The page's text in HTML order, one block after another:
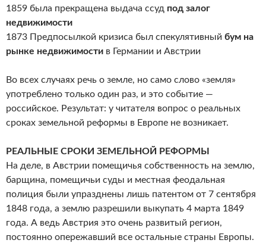
1859 была прекращена выдача ссуд под залог
недвижимости
1873 Предпосылкой кризиса был спекулятивный бум на
рынке недвижимости в Германии и Австрии
Во всех случаях речь о земле, но само слово «земля»
употреблено только один раз, и это событие —
российское. Результат: у читателя вопрос о реальных
сроках земельной реформы в Европе не возникает.
РЕАЛЬНЫЕ СРОКИ ЗЕМЕЛЬНОЙ РЕФОРМЫ
На деле, в Австрии помещичья собственность на землю,
барщина, помещичьи суды и местная феодальная
полиция были упразднены лишь патентом от 7 сентября
1848 года, а землю разрешили выкупать 4 марта 1849
года. А ведь Австрия это очень развитый регион,
постоянно опережавший все остальные страны Европы.